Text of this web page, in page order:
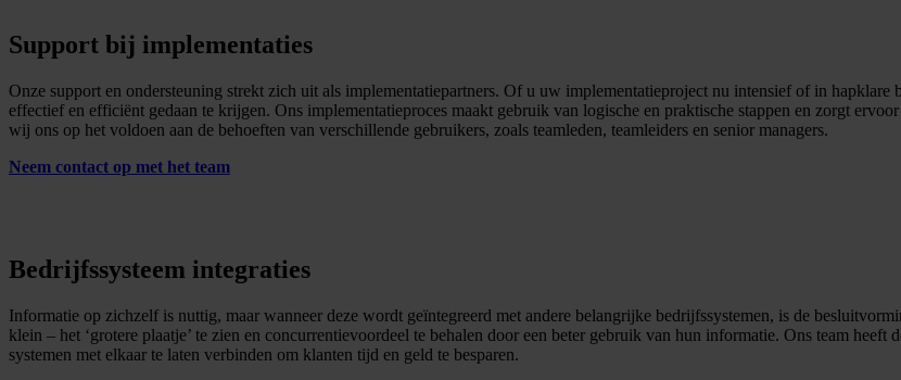
Support bij implementaties
Onze support en ondersteuning strekt zich uit als implementatiepartners. Of u uw implementatieproject nu intensief of in
effectief en efficiënt gedaan te krijgen. Ons implementatieproces maakt gebruik van logische en praktische stappen en zorgt
wij ons op het voldoen aan de behoeften van verschillende gebruikers, zoals teamleden, teamleiders en senior managers.
Neem contact op met het team
Bedrijfssysteem integraties
Informatie op zichzelf is nuttig, maar wanneer deze wordt geïntegreerd met andere belangrijke bedrijfssystemen, is de
klein – het ‘grotere plaatje’ te zien en concurrentievoordeel te behalen door een beter gebruik van hun informatie. Ons team
systemen met elkaar te laten verbinden om klanten tijd en geld te besparen.